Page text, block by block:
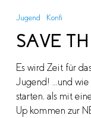
DATE
Jugend Konfi
SAVE
Es wird Zeit für
Jugend! ...und
starten, als mit
Up kommen zur